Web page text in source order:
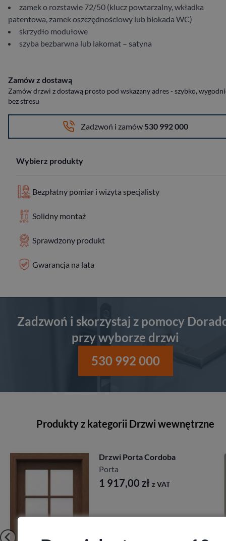
zamek o rozstawie 72/50 (klucz powtarzalny, wkładka
patentowa, zamek oszczędnościowy lub blokada WC)
skrzydło modułowe
szyba bezbarwna lub lakomat – satyna
Zamów z dostawą
Zamów drzwi z dostawą prosto pod wskazany adres - szybko,
bez stresu
Zadzwoń i zamów 530 992 000
Wybierz produkty
Bezpłatny pomiar i wizyta specjalisty
Solidny montaż
Sprawdzony produkt
Gwarancja na lata
Zadzwoń i skorzystaj z pomocy
przy wyborze drzwi
530 992 000
Produkty z kategorii Drzwi wewnętrzne
Drzwi Porta Cordoba
Porta
1 917,00 zł z VAT